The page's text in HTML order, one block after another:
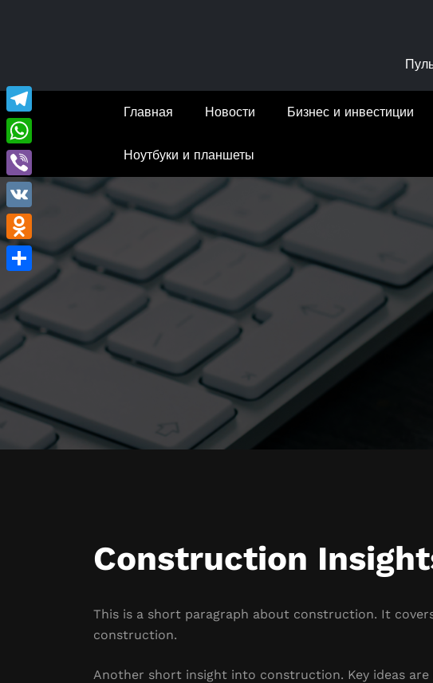
Главная Новости Бизнес и инвестиции
Ноутбуки и планшеты
Construction
This is a short paragraph about construction. It
construction.
Another short insight into construction. Key ideas are
Telegram
WhatsApp
Viber
VK
Odnoklassniki
Отправить